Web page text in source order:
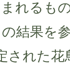
れるも
結果を
された花